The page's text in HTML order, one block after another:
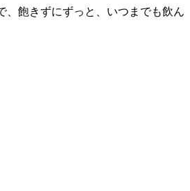
、飽きずにずっと、いつまでも飲ん